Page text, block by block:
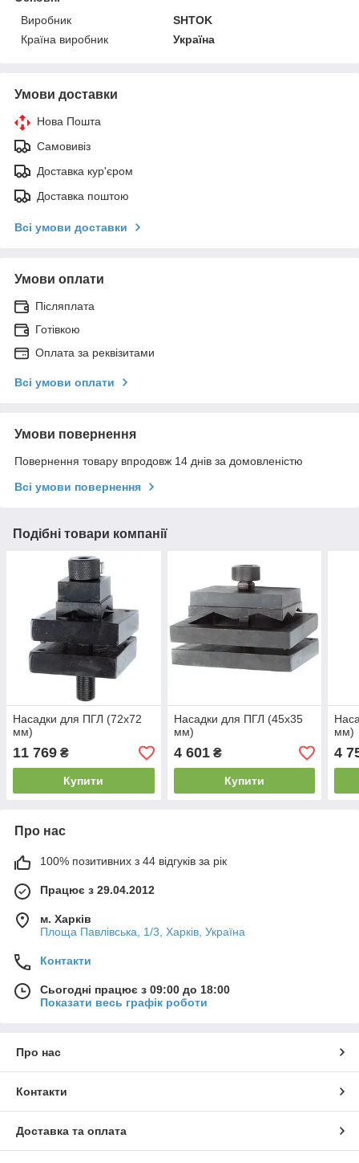
Виробник
SHTOK
Країна виробник
Україна
Умови доставки
Нова Пошта
Самовивіз
Доставка кур'єром
Доставка поштою
Всі умови доставки
Умови оплати
Післяплата
Готівкою
Оплата за реквізитами
Всі умови оплати
Умови повернення
Повернення товару впродовж 14 днів за домовленістю
Всі умови повернення
Подібні товари компанії
Насадки для ПГЛ (72х72
мм)
11 769 ₴
Купити
Насадки для ПГЛ (45х35
мм)
4 601₴
Купити
мм)
4
Про нас
100% позитивних з 44 відгуків за рік
Працює з 29.04.2012
м. Харків
Площа Павлівська, 1/3, Харків, Україна
Контакти
Сьогодні працює з 09:00 до 18:00
Показати весь графік роботи
Про нас
Контакти
Доставка та оплата